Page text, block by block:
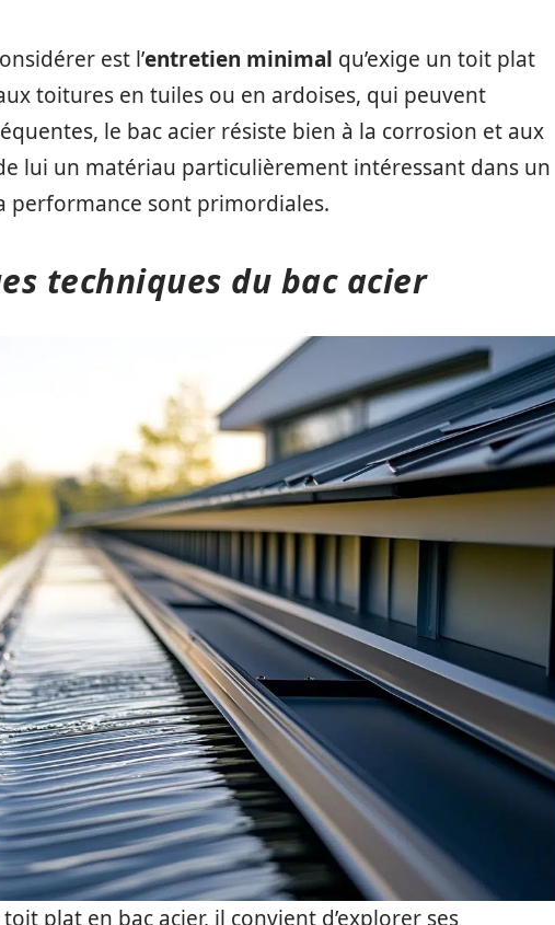
est l’entretien minimal qu’exige un toit plat
toitures en tuiles ou en ardoises, qui peuvent
le bac acier résiste bien à la corrosion et aux
lui un matériau particulièrement intéressant dans un
performance sont primordiales.
techniques du bac acier
plat en bac acier, il convient d’explorer ses